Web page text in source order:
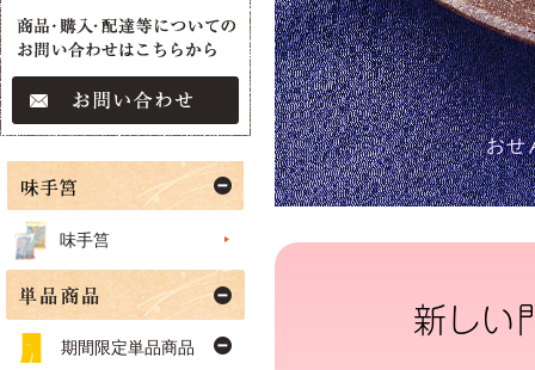
おせ
新しい
味手筥
期間限定単品商品